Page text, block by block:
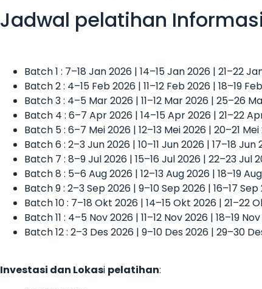
Jadwal pelatihan
Batch 1 : 7–18 Jan 2026 | 14–15 Jan 2026 | 21–22
Batch 2 : 4–15 Feb 2026 | 11–12 Feb 2026 | 18–19
Batch 3 : 4–5 Mar 2026 | 11–12 Mar 2026 | 25–26
Batch 4 : 6–7 Apr 2026 | 14–15 Apr 2026 | 21–22
Batch 5 : 6–7 Mei 2026 | 12–13 Mei 2026 | 20–21
Batch 6 : 2–3 Jun 2026 | 10–11 Jun 2026 | 17–18
Batch 7 : 8–9 Jul 2026 | 15–16 Jul 2026 | 22–23 Jul
Batch 8 : 5–6 Aug 2026 | 12–13 Aug 2026 | 18–19
Batch 9 : 2–3 Sep 2026 | 9–10 Sep 2026 | 16–17
Batch 10 : 7–18 Okt 2026 | 14–15 Okt 2026 | 21–22
Batch 11 : 4–5 Nov 2026 | 11–12 Nov 2026 | 18–19
Batch 12 : 2–3 Des 2026 | 9–10 Des 2026 | 29–30
Investasi dan Lokasi pelatihan: